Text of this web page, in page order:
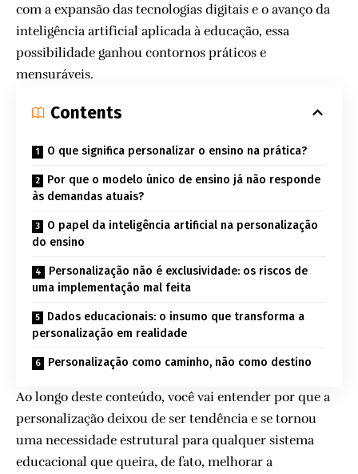
com a expansão das tecnologias digitais e o avanço da
inteligência artificial aplicada à educação, essa
possibilidade ganhou contornos práticos e
mensuráveis.
Contents
O que significa personalizar o ensino na prática?
Por que o modelo único de ensino já não responde
às demandas atuais?
O papel da inteligência artificial na personalização
do ensino
Personalização não é exclusividade: os riscos de
uma implementação mal feita
Dados educacionais: o insumo que transforma a
personalização em realidade
Personalização como caminho, não como destino
Ao longo deste conteúdo, você vai entender por que a
personalização deixou de ser tendência e se tornou
uma necessidade estrutural para qualquer sistema
educacional que queira, de fato, melhorar a